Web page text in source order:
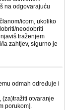
na odgovarajuću
icom, ukoliko
neodobriti
traženjem
zahtjev, sigurno je
odmah određuje i
(za)tražiti otvaranje
porukom].